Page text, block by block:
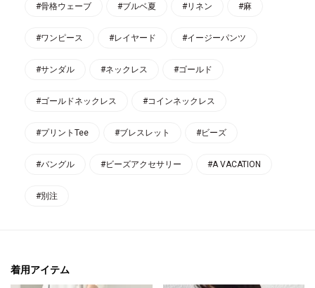
#骨格ウェーブ
#ブルベ夏 #リネン #麻
#ワンピース #レイヤード #イージーパンツ
#サンダル #ネックレス #ゴールド
#ゴールドネックレス #コインネックレス
#プリントTee #ブレスレット #ビーズ
#バングル #ビーズアクセサリー #A VACATION
#別注
着用アイテム